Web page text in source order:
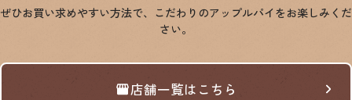
ぜひお買い求めやすい方法で、こだわりのアップルパイをお楽しみくだ
さい。
店舗一覧はこちら